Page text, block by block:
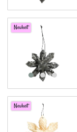
Neuheit
Neuheit